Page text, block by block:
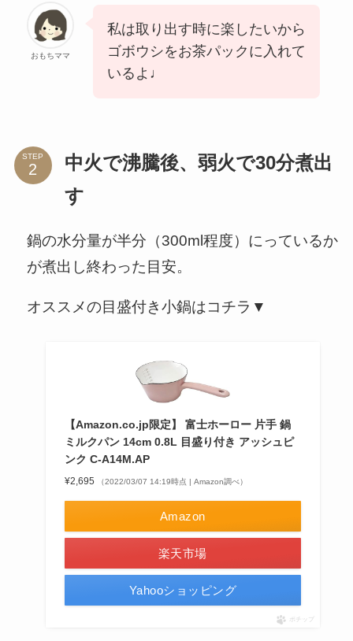
おもちママ
私は取り出す時に楽したいから
ゴボウシをお茶パックに入れて
いるよ♩
STEP
中火で沸騰後、弱火で30分煮出
す
鍋の水分量が半分（300ml程度）にっているか
が煮出し終わった目安。
オススメの目盛付き小鍋はコチラ▼
【Amazon.co.jp限定】 富士ホーロー 片手 鍋
ミルクパン 14cm 0.8L 目盛り付き アッシュピ
ンク C-A14M.AP
¥2,695 （2022/03/07 14:19時点 | Amazon調べ）
Amazon
楽天市場
Yahooショッピング
ポチップ